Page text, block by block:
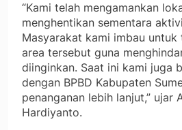
“Kami telah mengamankan
menghentikan sementara
Masyarakat kami imbau
area tersebut guna
diinginkan. Saat ini kami juga
dengan BPBD Kabupaten
penanganan lebih lanjut,” ujar
Hardiyanto.